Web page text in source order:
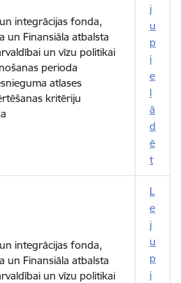
integrācijas fonda,
un Finansiāla atbalsta
un vīzu politikai
perioda
atlases
kritēriju
j
u
p
i
e
l
ā
d
ē
t
integrācijas fonda,
un Finansiāla atbalsta
un vīzu politikai
L
e
j
u
p
i